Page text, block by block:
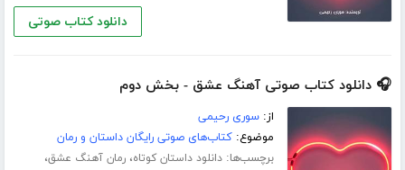
دانلود کتاب صوتی
🎧 دانلود کتاب صوتی آهنگ عشق - بخش دوم
از:سوری رحیمی
موضوع:کتاب‌های صوتی رایگان داستان و رمان
برچسب‌ها:دانلود داستان کوتاه،رمان آهنگ عشق،